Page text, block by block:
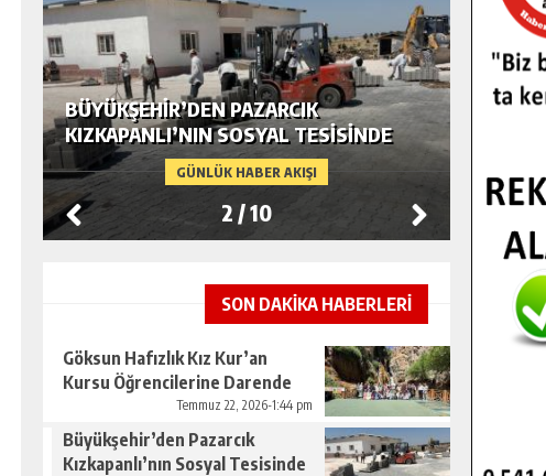
GÜNLÜK HABER AKIŞI
BÜYÜKŞEHIR’DEN PAZARCIK
KIZKAPANLI’NIN SOSYAL TESISINDE
ÇEVRE DÜZENLEMESI.
2 /10
SON DAKİKA HABERLERİ
Göksun Hafızlık Kız Kur’an
Kursu Öğrencilerine Darende
Temmuz 22, 2026-1:44 pm
Büyükşehir’den Pazarcık
Kızkapanlı’nın Sosyal Tesisinde